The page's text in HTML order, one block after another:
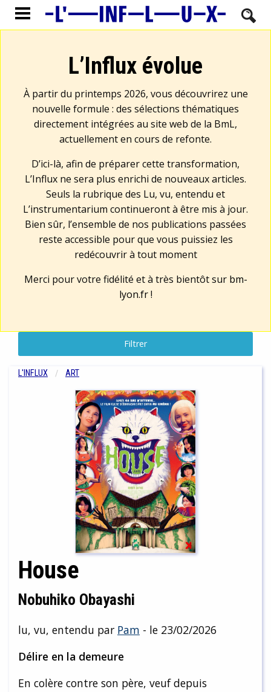
L’Influx évolue
À partir du printemps 2026, vous découvrirez une
nouvelle formule : des sélections thématiques
directement intégrées au site web de la BmL,
actuellement en cours de refonte.
D’ici-là, afin de préparer cette transformation,
L’Influx ne sera plus enrichi de nouveaux articles.
Seuls la rubrique des Lu, vu, entendu et
L’instrumentarium continueront à être mis à jour.
Bien sûr, l’ensemble de nos publications passées
reste accessible pour que vous puissiez les
redécouvrir à tout moment
Merci pour votre fidélité et à très bientôt sur bm-
lyon.fr!
Filtrer
L'INFLUX ART
House
Nobuhiko Obayashi
lu, vu, entendu par Pam - le 23/02/2026
Délire en la demeure
En colère contre son père, veuf depuis